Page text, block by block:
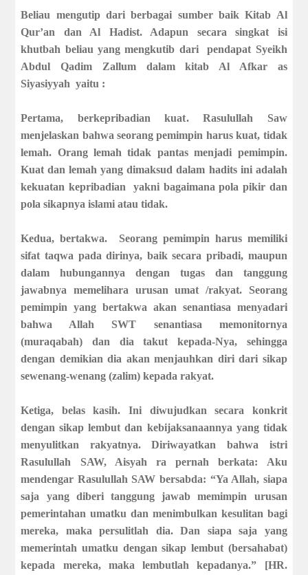
Beliau mengutip dari berbagai sumber baik Kitab Al
Qur’an dan Al Hadist. Adapun secara singkat isi
khutbah beliau yang mengkutib dari
pendapat Syeikh
Abdul Qadim Zallum dalam kitab Al Afkar as
Siyasiyyah yaitu :
Pertama, berkepribadian kuat. Rasulullah Saw
menjelaskan bahwa seorang pemimpin harus kuat, tidak
lemah. Orang lemah tidak pantas menjadi pemimpin.
Kuat dan lemah yang dimaksud dalam hadits ini adalah
kekuatan kepribadian
yakni bagaimana pola pikir dan
pola sikapnya islami atau tidak.
Kedua, bertakwa.
Seorang pemimpin harus memiliki
sifat taqwa pada dirinya, baik secara pribadi, maupun
dalam hubungannya dengan tugas dan tanggung
jawabnya memelihara urusan umat /rakyat. Seorang
pemimpin yang bertakwa akan senantiasa menyadari
bahwa Allah SWT senantiasa memonitornya
(muraqabah) dan dia takut kepada-Nya, sehingga
dengan demikian dia akan menjauhkan diri dari sikap
sewenang-wenang (zalim) kepada rakyat.
Ketiga, belas kasih. Ini diwujudkan secara konkrit
dengan sikap lembut dan kebijaksanaannya yang tidak
menyulitkan rakyatnya. Diriwayatkan bahwa istri
Rasulullah SAW, Aisyah ra pernah berkata: Aku
mendengar Rasulullah SAW bersabda: “Ya Allah, siapa
saja yang diberi tanggung jawab memimpin urusan
pemerintahan umatku dan menimbulkan kesulitan bagi
mereka, maka persulitlah dia. Dan siapa saja yang
memerintah umatku dengan sikap lembut (bersahabat)
kepada mereka, maka lembutlah kepadanya.” [HR.